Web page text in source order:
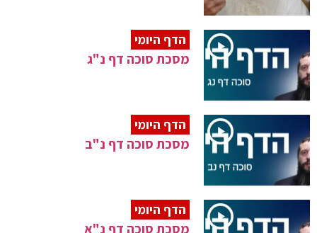
הדף היומי
מסכת סוכה דף נ"ג
הדף היומי
מסכת סוכה דף נ"ב
הדף היומי
מסכת סוכה דף נ"א